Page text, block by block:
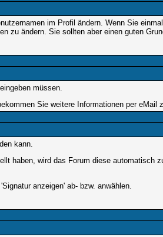
im Profil ändern. Wenn Sie
zu ändern. Sie sollten aber einen guten
müssen.
Sie weitere Informationen per eMail
kann.
haben, wird das Forum diese automatisch
anzeigen' ab- bzw. anwählen.